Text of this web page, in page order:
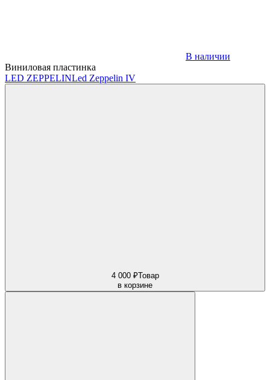
В наличии
Виниловая пластинка
LED ZEPPELINLed Zeppelin IV
4 000 ₽Товар
в корзине